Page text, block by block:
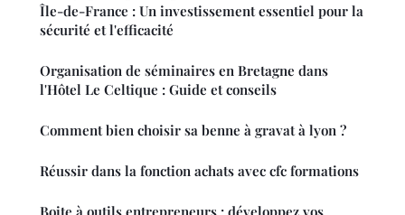
Île-de-France : Un investissement essentiel pour la
sécurité et l'efficacité
Organisation de séminaires en Bretagne dans
l'Hôtel Le Celtique : Guide et conseils
Comment bien choisir sa benne à gravat à lyon ?
Réussir dans la fonction achats avec cfc formations
Boite à outils entrepreneurs : développez vos